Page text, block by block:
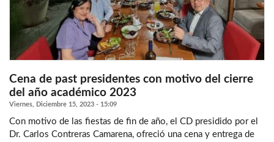
Cena de past presidentes con motivo del cierre
del año académico 2023
Viernes, Diciembre 15, 2023 - 15:09
Con motivo de las fiestas de fin de año, el CD presidido por el
Dr. Carlos Contreras Camarena, ofreció una cena y entrega de